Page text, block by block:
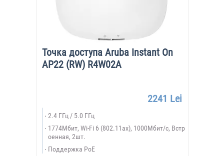
Точка доступа Aruba Instant On
AP22 (RW) R4W02A
2241 Lei
2.4 ГГц / 5.0 ГГц
1774Мбит, Wi-Fi 6 (802.11ax), 1000Мбит/с, Встр
оенная, 2шт.
Поддержка PoE